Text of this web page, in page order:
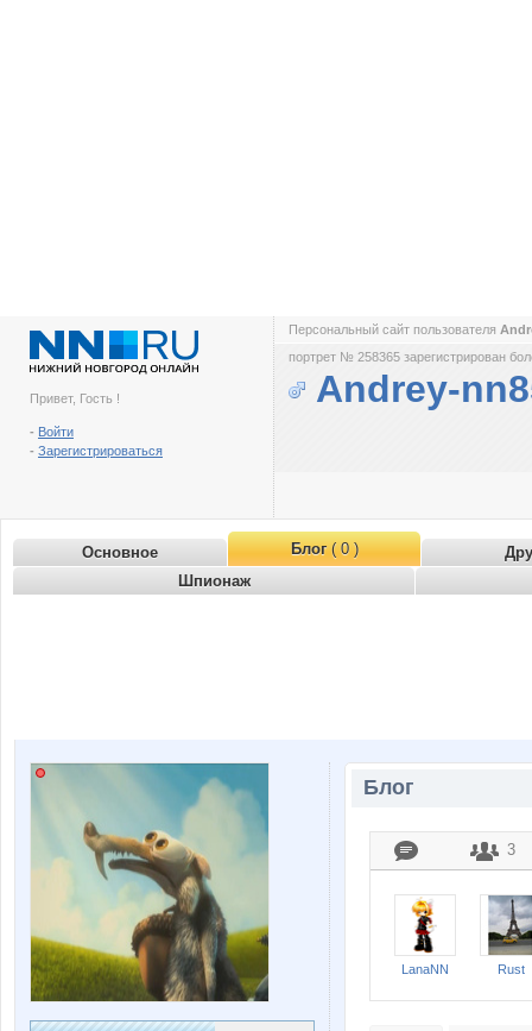
Привет, Гость !
- Войти
- Зарегистрироваться
Персональный сайт пользователя
портрет № 258365 зарегистрирован
Andrey-
Основное Блог( 0 )
Шпионаж
Блог
3
LanaNN Rust